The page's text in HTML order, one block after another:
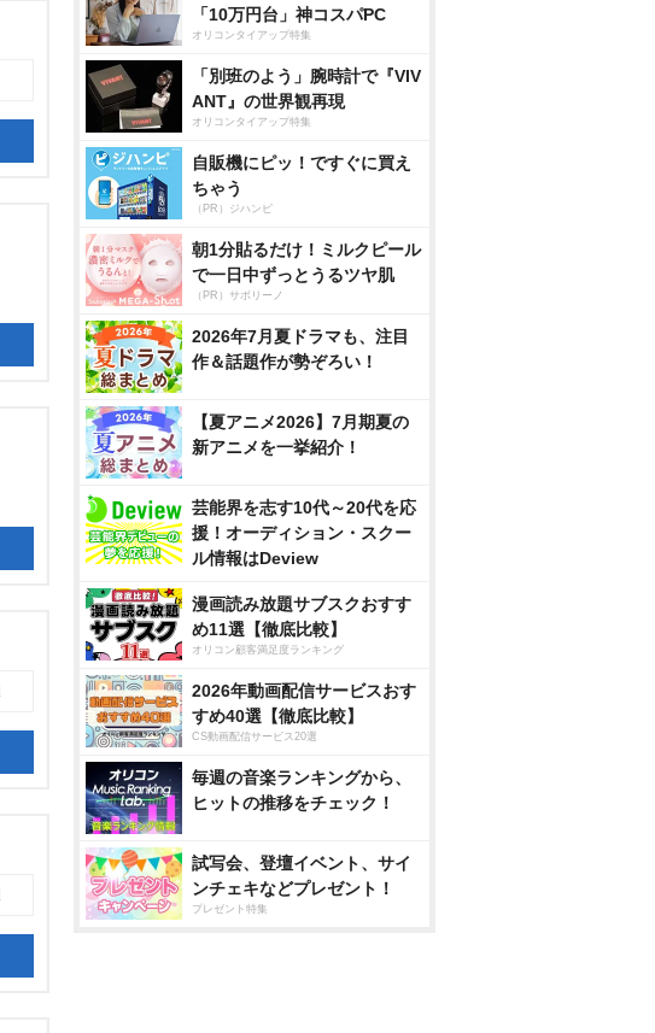
「10万円台」神コスパPC
オリコンタイアップ特集
「別班のよう」腕時計で『VIV
ANT』の世界観再現
オリコンタイアップ特集
自販機にピッ！ですぐに買え
ちゃう
（PR）ジハンピ
朝1分貼るだけ！ミルクピール
で一日中ずっとうるツヤ肌
（PR）サボリーノ
2026年7月夏ドラマも、注目
作＆話題作が勢ぞろい！
【夏アニメ2026】7月期夏の
新アニメを一挙紹介！
芸能界を志す10代～20代を応
援！オーディション・スクー
ル情報はDeview
漫画読み放題サブスクおすす
め11選【徹底比較】
オリコン顧客満足度ランキング
2026年動画配信サービスおす
すめ40選【徹底比較】
CS動画配信サービス20選
毎週の音楽ランキングから、
ヒットの推移をチェック！
試写会、登壇イベント、サイ
ンチェキなどプレゼント！
プレゼント特集